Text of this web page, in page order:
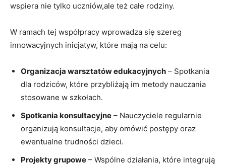
wspiera nie tylko uczniów,ale też całe rodziny.
W ramach tej współpracy wprowadza się szereg
innowacyjnych inicjatyw, które mają na celu:
Organizacja warsztatów edukacyjnych – Spotkania
dla rodziców, które przybliżają im metody nauczania
stosowane w szkołach.
Spotkania konsultacyjne – Nauczyciele regularnie
organizują konsultacje, aby omówić postępy oraz
ewentualne trudności dzieci.
Projekty grupowe – Wspólne działania, które integrują